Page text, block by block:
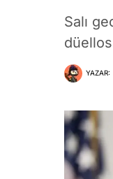
Salı
YAZAR: